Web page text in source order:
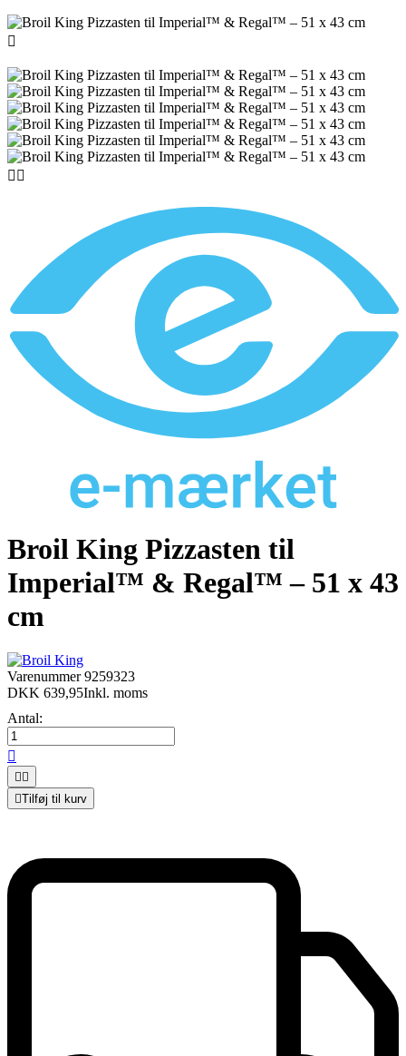

 
Broil King Pizzasten til
Imperial™ & Regal™ – 51 x 43
cm
Varenummer9259323
DKK 639,95Inkl. moms
Antal:

 
Tilføj til kurv